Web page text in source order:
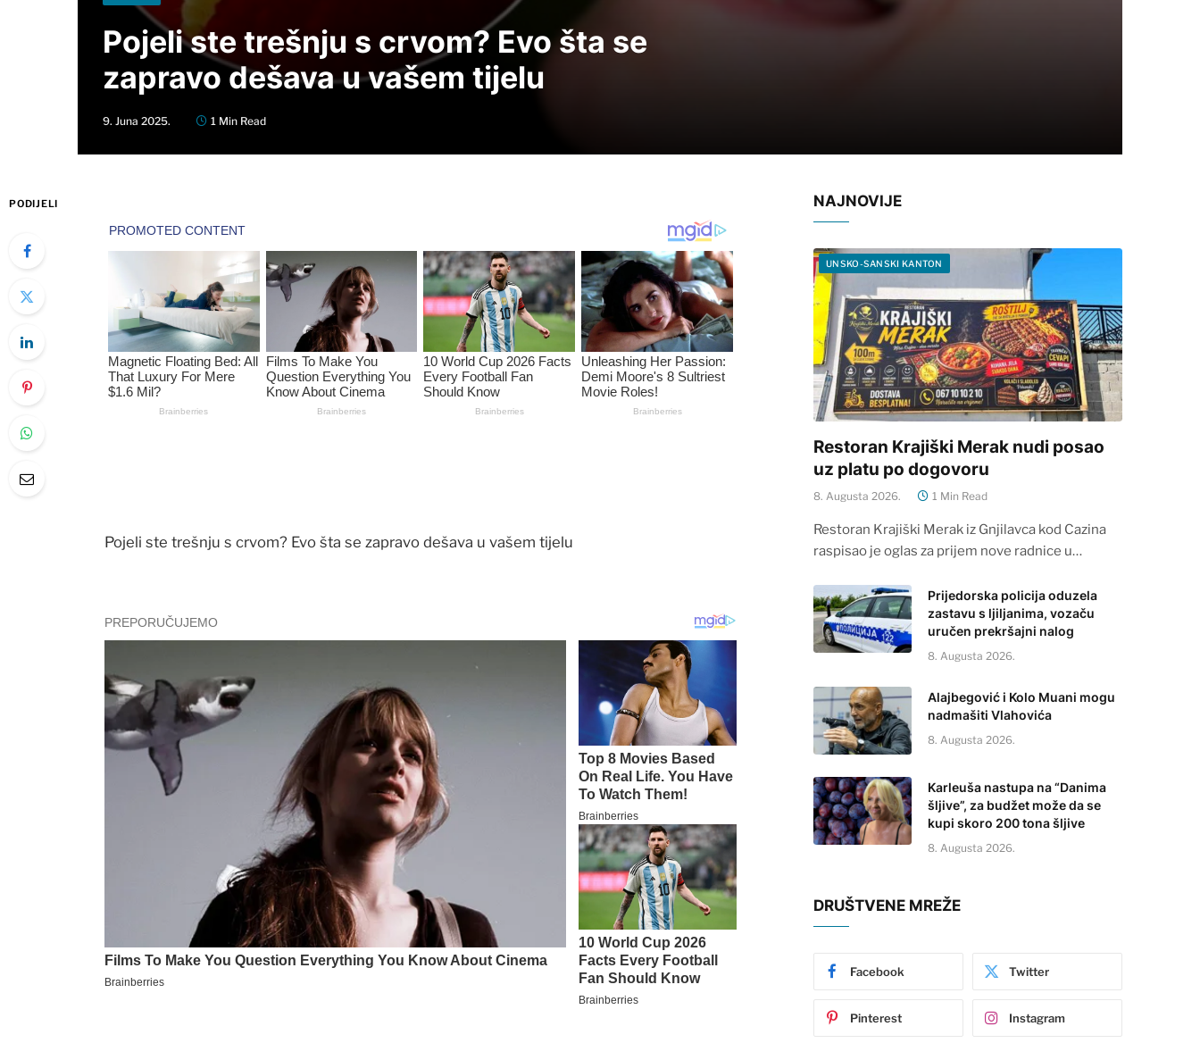
Pojeli ste trešnju s crvom? Evo šta se
zapravo dešava u vašem tijelu
9. Juna 2025. 1 Min Read
PODIJELI
Pojeli ste trešnju s crvom? Evo šta se zapravo dešava u vašem tijelu
NAJNOVIJE
UNSKO-SANSKI KANTON
Restoran Krajiški Merak nudi posao
uz platu po dogovoru
8. Augusta 2026. 1 Min Read
Restoran Krajiški Merak iz Gnjilavca kod Cazina
raspisao je oglas za prijem nove radnice u…
Prijedorska policija oduzela
zastavu s ljiljanima, vozaču
uručen prekršajni nalog
8. Augusta 2026.
Alajbegović i Kolo Muani mogu
nadmašiti Vlahovića
8. Augusta 2026.
Karleuša nastupa na “Danima
šljive”, za budžet može da se
kupi skoro 200 tona šljive
8. Augusta 2026.
DRUŠTVENE MREŽE
Facebook Twitter
Pinterest Instagram